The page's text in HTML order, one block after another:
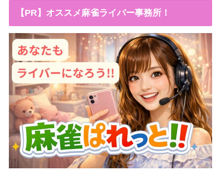
【PR】オススメ麻雀ライバー事務所！